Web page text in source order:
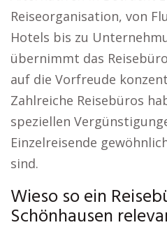
Reiseorganisation, von
Hotels bis zu
übernimmt das
auf die Vorfreude
Zahlreiche Reisebüros
speziellen
Einzelreisende
sind.
Wieso so ein
Schönhausen